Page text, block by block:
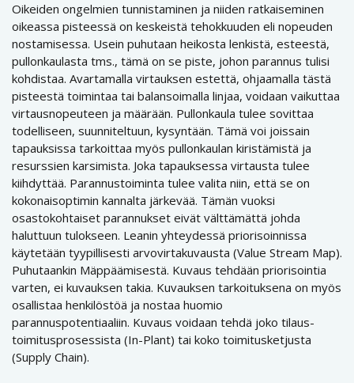
Oikeiden ongelmien tunnistaminen ja niiden ratkaiseminen
oikeassa pisteessä on keskeistä tehokkuuden eli nopeuden
nostamisessa. Usein puhutaan heikosta lenkistä, esteestä,
pullonkaulasta tms., tämä on se piste, johon parannus tulisi
kohdistaa. Avartamalla virtauksen estettä, ohjaamalla tästä
pisteestä toimintaa tai balansoimalla linjaa, voidaan vaikuttaa
virtausnopeuteen ja määrään. Pullonkaula tulee sovittaa
todelliseen, suunniteltuun, kysyntään. Tämä voi joissain
tapauksissa tarkoittaa myös pullonkaulan kiristämistä ja
resurssien karsimista. Joka tapauksessa virtausta tulee
kiihdyttää. Parannustoiminta tulee valita niin, että se on
kokonaisoptimin kannalta järkevää. Tämän vuoksi
osastokohtaiset parannukset eivät välttämättä johda
haluttuun tulokseen. Leanin yhteydessä priorisoinnissa
käytetään tyypillisesti arvovirtakuvausta (Value Stream Map).
Puhutaankin Mäppäämisestä. Kuvaus tehdään priorisointia
varten, ei kuvauksen takia. Kuvauksen tarkoituksena on myös
osallistaa henkilöstöä ja nostaa huomio
parannuspotentiaaliin. Kuvaus voidaan tehdä joko tilaus-
toimitusprosessista (In-Plant) tai koko toimitusketjusta
(Supply Chain).